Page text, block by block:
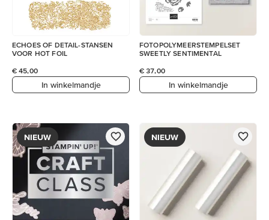
ECHOES OF DETAIL-STANSEN
VOOR HOT FOIL
€ 45,00
In winkelmandje
FOTOPOLYMEERSTEMPELSET
SWEETLY SENTIMENTAL
€ 37,00
In winkelmandje
NIEUW NIEUW